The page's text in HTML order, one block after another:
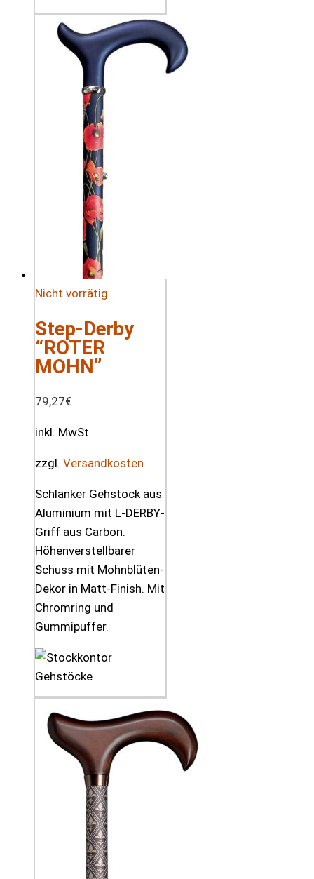
Nicht vorrätig
Step-Derby
“ROTER
MOHN”
79,27€
inkl. MwSt.
zzgl. Versandkosten
Schlanker Gehstock aus
Aluminium mit L-DERBY-
Griff aus Carbon.
Höhenverstellbarer
Schuss mit Mohnblüten-
Dekor in Matt-Finish. Mit
Chromring und
Gummipuffer.